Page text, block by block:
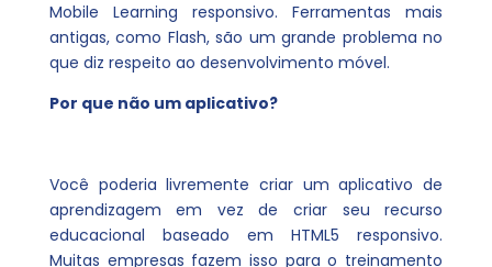
Mobile Learning responsivo. Ferramentas mais
antigas, como Flash, são um grande problema no
que diz respeito ao desenvolvimento móvel.
Por que não um aplicativo?
Você poderia livremente criar um aplicativo de
aprendizagem em vez de criar seu recurso
educacional baseado em HTML5 responsivo.
Muitas empresas fazem isso para o treinamento